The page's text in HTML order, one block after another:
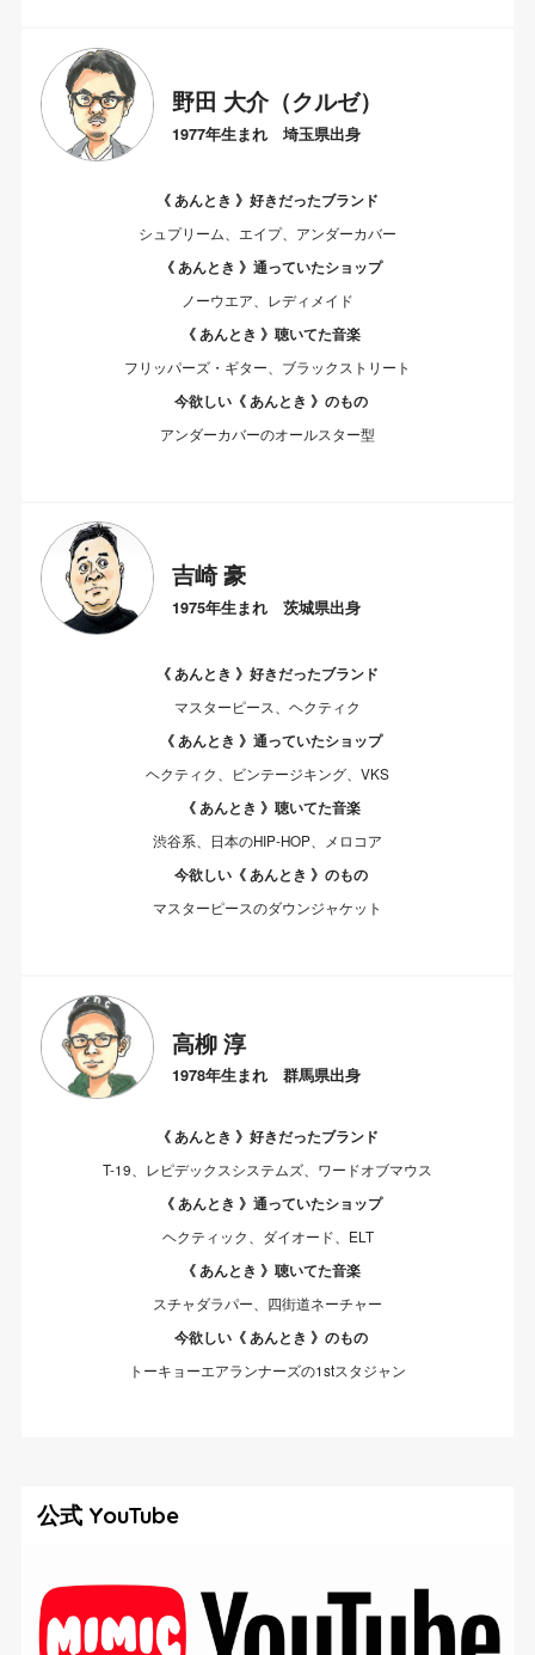
野田 大介（クルゼ）
1977年生まれ 埼玉県出身
《 あんとき 》好きだったブランド
シュプリーム、エイプ、アンダーカバー
《 あんとき 》通っていたショップ
ノーウエア、レディメイド
《 あんとき 》聴いてた音楽
フリッパーズ・ギター、ブラックストリート
今欲しい《 あんとき 》のもの
アンダーカバーのオールスター型
吉崎 豪
1975年生まれ 茨城県出身
《 あんとき 》好きだったブランド
マスターピース、ヘクティク
《 あんとき 》通っていたショップ
ヘクティク、ビンテージキング、VKS
《 あんとき 》聴いてた音楽
渋谷系、日本のHIP-HOP、メロコア
今欲しい《 あんとき 》のもの
マスターピースのダウンジャケット
高柳 淳
1978年生まれ 群馬県出身
《 あんとき 》好きだったブランド
T-19、レピデックスシステムズ、ワードオブマウス
《 あんとき 》通っていたショップ
ヘクティック、ダイオード、ELT
《 あんとき 》聴いてた音楽
スチャダラパー、四街道ネーチャー
今欲しい《 あんとき 》のもの
トーキョーエアランナーズの1stスタジャン
公式 YouTube